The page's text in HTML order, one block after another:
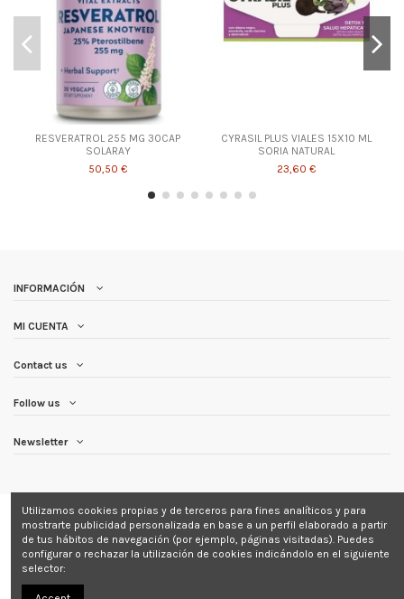
RESVERATROL 255 MG 30CAP
SOLARAY
50,50 €
CYRASIL PLUS VIALES 15X10 ML
SORIA NATURAL
23,60 €
INFORMACIÓN
MI CUENTA
Contact us
Follow us
Newsletter
Copyright © 2025 Farma Mas Natural | Desarrollado por
SoyDigital Network,
Utilizamos cookies propias y de terceros para fines analíticos y para
mostrarte publicidad personalizada en base a un perfil elaborado a partir
de tus hábitos de navegación (por ejemplo, páginas visitadas). Puedes
configurar o rechazar la utilización de cookies indicándolo en el siguiente
selector: